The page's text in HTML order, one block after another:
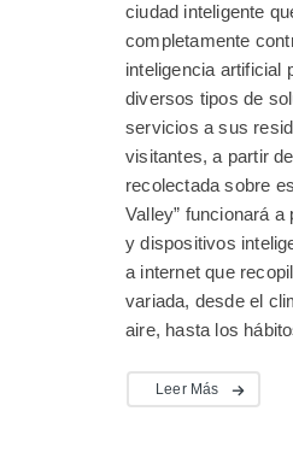
ciudad inteligente
completamente
inteligencia artificial
diversos tipos de
servicios a sus
visitantes, a partir
recolectada sobre
Valley” funcionará
y dispositivos
a internet que
variada, desde el
aire, hasta los
Leer Más